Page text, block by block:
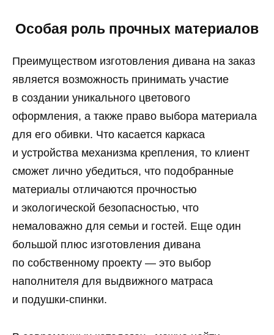
Особая роль прочных материалов
Преимуществом изготовления дивана на заказ
является возможность принимать участие
в создании уникального цветового
оформления, а также право выбора материала
для его обивки. Что касается каркаса
и устройства механизма крепления, то клиент
сможет лично убедиться, что подобранные
материалы отличаются прочностью
и экологической безопасностью, что
немаловажно для семьи и гостей. Еще один
большой плюс изготовления дивана
по собственному проекту — это выбор
наполнителя для выдвижного матраса
и подушки-спинки.